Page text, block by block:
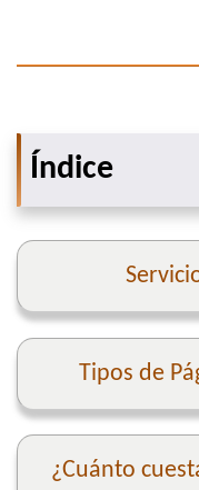
Índice
Tipos de
¿Cuánto